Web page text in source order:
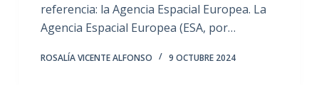
referencia: la Agencia Espacial Europea. La
Agencia Espacial Europea (ESA, por…
ROSALÍA VICENTE ALFONSO 9 OCTUBRE 2024